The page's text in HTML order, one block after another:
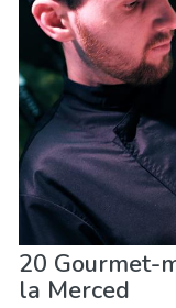
20 Gourmet-
la Merced